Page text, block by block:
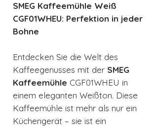
SMEG Kaffeemühle Weiß
CGF01WHEU: Perfektion in jeder
Bohne
Entdecken Sie die Welt des
Kaffeegenusses mit der SMEG
Kaffeemühle CGF01WHEU in
einem eleganten Weißton. Diese
Kaffeemühle ist mehr als nur ein
Küchengerät – sie ist ein